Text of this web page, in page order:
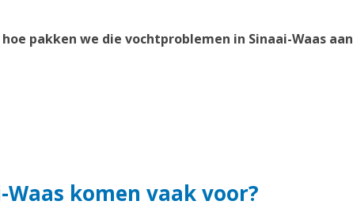
pakken we die vochtproblemen in Sinaai-Waas aan
komen vaak voor?